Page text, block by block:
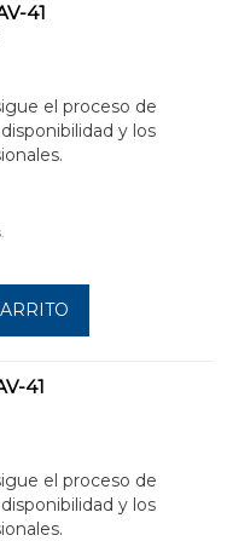
41
el proceso de
y los
41
el proceso de
y los